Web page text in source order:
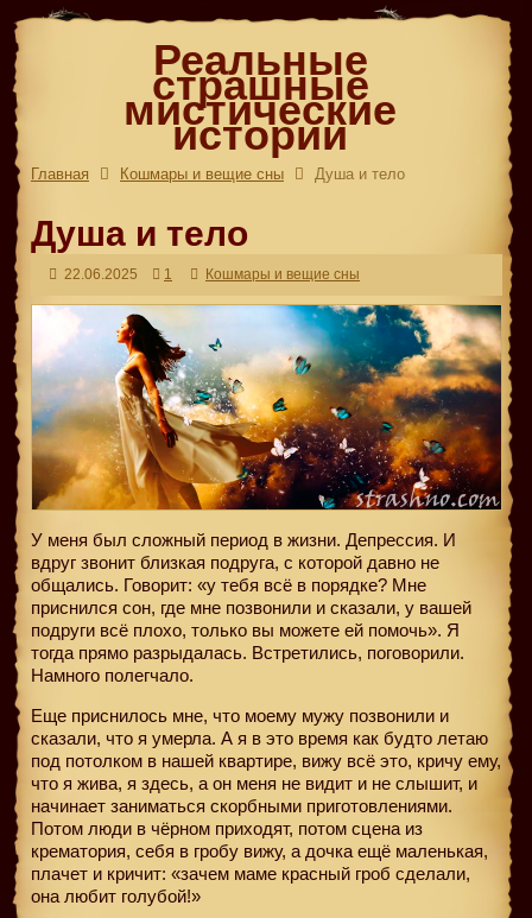
Реальные
страшные
мистические
истории
Главная Кошмары и вещие сны Душа и тело
Душа и тело
22.06.2025 1 Кошмары и вещие сны
У меня был сложный период в жизни. Депрессия. И
вдруг звонит близкая подруга, с которой давно не
общались. Говорит: «у тебя всё в порядке? Мне
приснился сон, где мне позвонили и сказали, у вашей
подруги всё плохо, только вы можете ей помочь». Я
тогда прямо разрыдалась. Встретились, поговорили.
Намного полегчало.
Еще приснилось мне, что моему мужу позвонили и
сказали, что я умерла. А я в это время как будто летаю
под потолком в нашей квартире, вижу всё это, кричу ему,
что я жива, я здесь, а он меня не видит и не слышит, и
начинает заниматься скорбными приготовлениями.
Потом люди в чёрном приходят, потом сцена из
крематория, себя в гробу вижу, а дочка ещё маленькая,
плачет и кричит: «зачем маме красный гроб сделали,
она любит голубой!»